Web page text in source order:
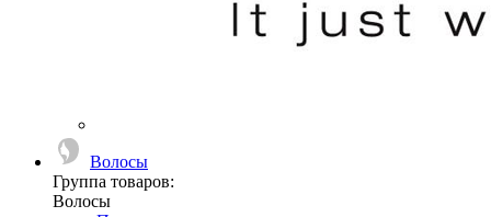
Волосы
Группа товаров:
Волосы